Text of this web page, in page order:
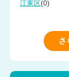
江東区 (0)
さ